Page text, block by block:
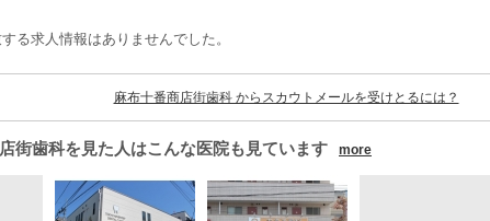
る求人情報はありませんでした。
麻布十番商店街歯科 からスカウトメールを受けとるには？
街歯科を見た人はこんな医院も見ています more